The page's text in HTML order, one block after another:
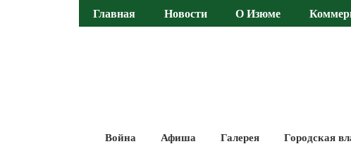
Главная Новости О Изюме
Война Афиша Галерея Городская